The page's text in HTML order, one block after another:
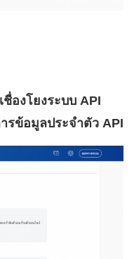
องโยงระบบ API
รข้อมูลประจำตัว API